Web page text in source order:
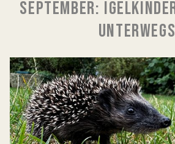
SEPTEMBER:
UNTERWEGS